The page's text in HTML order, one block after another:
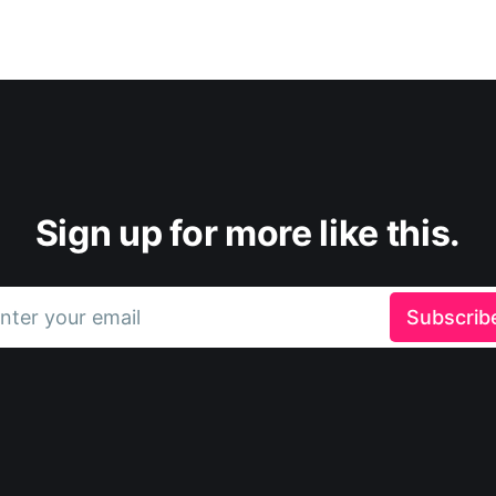
Sign up for more like this.
your email